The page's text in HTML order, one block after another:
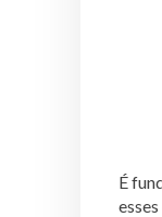
É